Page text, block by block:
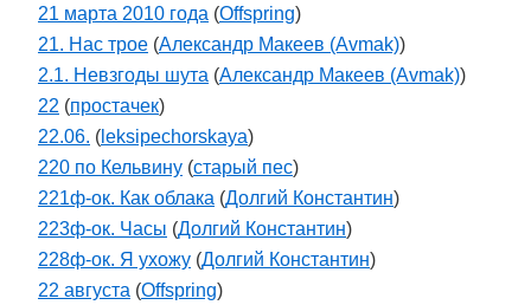
21 марта 2010 года (Offspring)
21. Нас трое (Александр Макеев (Avmak))
2.1. Невзгоды шута (Александр Макеев (Avmak))
22 (простачек)
22.06. ( leksipechorskaya)
220 по Кельвину (старый пес)
221ф-ок. Как облака (Долгий Константин)
223ф-ок. Часы (Долгий Константин)
228ф-ок. Я ухожу (Долгий Константин)
22 августа (Offspring)